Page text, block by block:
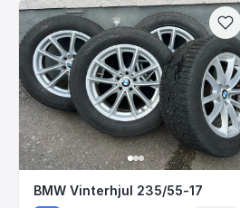
BMW Vinterhjul 235/55-17
BMW Vinterhjul 235/55-17